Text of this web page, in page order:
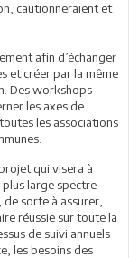
cautionneraient et
afin d’échanger
et créer par la même
Des workshops
les axes de
les associations
qui visera à
plus large spectre
sorte à assurer,
réussie sur toute la
de suivi annuels
les besoins des